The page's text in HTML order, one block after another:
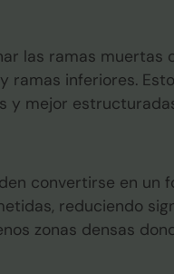
las ramas muertas
ramas inferiores.
y mejor
convertirse en un
reduciendo
zonas densas